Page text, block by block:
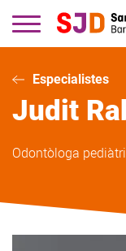
contingut
Especialistes
Judit
Odontòloga